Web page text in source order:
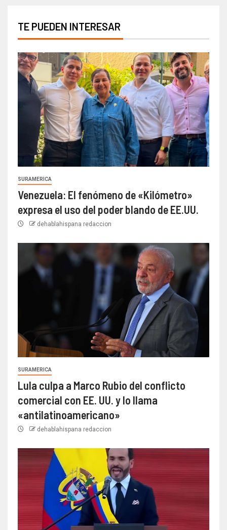
TE PUEDEN INTERESAR
SURAMERICA
Venezuela: El fenómeno de «Kilómetro»
expresa el uso del poder blando de EE.UU.
dehablahispana redaccion
SURAMERICA
Lula culpa a Marco Rubio del conflicto
comercial con EE. UU. y lo llama
«antilatinoamericano»
dehablahispana redaccion